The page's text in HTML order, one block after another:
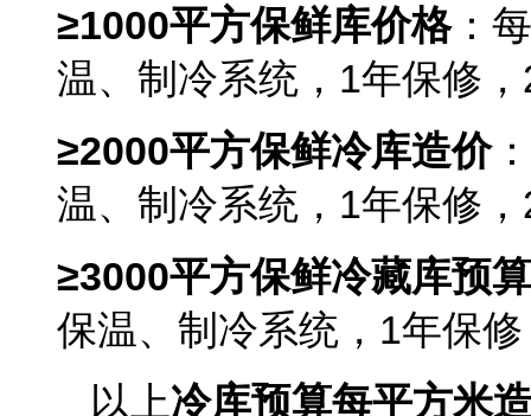
≥1000平方保鲜库价格：
温、制冷系统，1年保修
≥2000平方保鲜冷库造价
温、制冷系统，1年保修
≥3000平方保鲜冷藏库预算
保温、制冷系统，1年保
以上冷库预算每平方米